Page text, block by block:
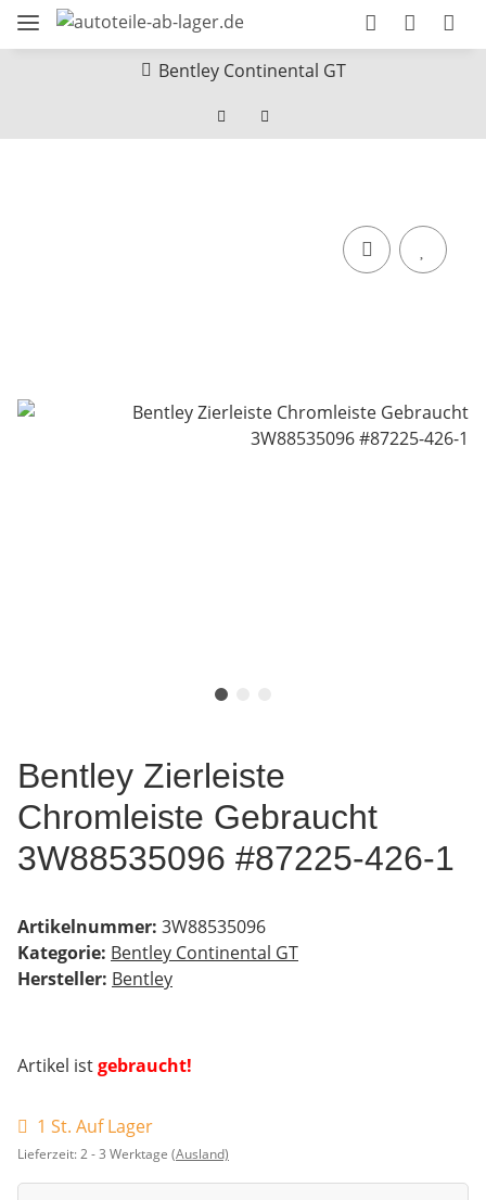
Bentley Continental GT
Bentley Zierleiste
Chromleiste Gebraucht
3W88535096 #87225-426-1
Artikelnummer: 3W88535096
Kategorie: Bentley Continental GT
Hersteller: Bentley
Artikel istgebraucht!
1 St. Auf Lager
Lieferzeit:2 - 3 Werktage (Ausland)